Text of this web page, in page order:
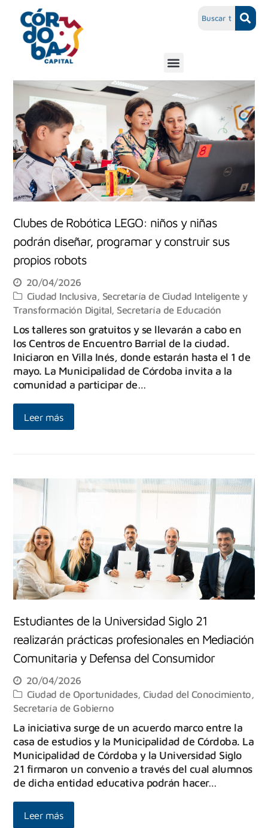
Clubes de Robótica LEGO: niños y niñas
podrán diseñar, programar y construir sus
propios robots
20/04/2026
Ciudad Inclusiva Secretaría de Ciudad Inteligente y
Transformación Digital Secretaría de Educación
Los talleres son gratuitos y se llevarán a cabo en
los Centros de Encuentro Barrial de la ciudad.
Iniciaron en Villa Inés, donde estarán hasta el 1 de
mayo. La Municipalidad de Córdoba invita a la
comunidad a participar de…
Leer más
Estudiantes de la Universidad Siglo 21
realizarán prácticas profesionales en Mediación
Comunitaria y Defensa del Consumidor
20/04/2026
Ciudad de Oportunidades,Ciudad del Conocimiento,
Secretaría de Gobierno
La iniciativa surge de un acuerdo marco entre la
casa de estudios y la Municipalidad de Córdoba. La
Municipalidad de Córdoba y la Universidad Siglo
21 firmaron un convenio a través del cual alumnos
de dicha entidad educativa podrán hacer…
Leer más